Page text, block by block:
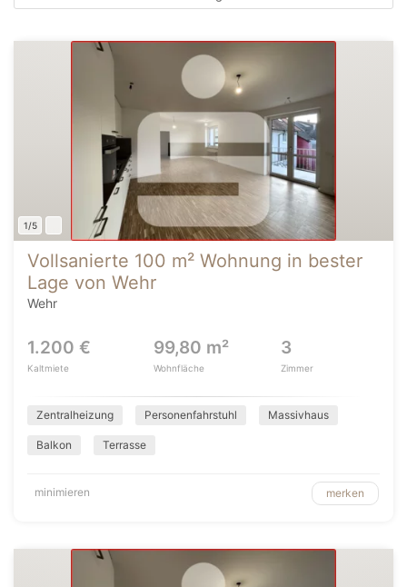
1/5
Vollsanierte 100 m² Wohnung in bester
Lage von Wehr
Wehr
1.200 €
Kaltmiete
99,80 m²
Wohnfläche
3
Zimmer
Zentralheizung Personenfahrstuhl Massivhaus
Balkon Terrasse
minimieren merken